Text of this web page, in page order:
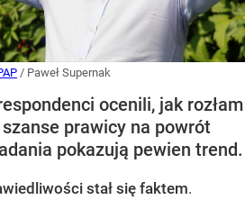
/ Paweł Supernak
ocenili, jak rozłam
prawicy na powrót
pokazują pewien trend.
stał się faktem.